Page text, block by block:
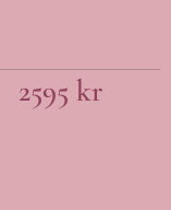
2595 kr